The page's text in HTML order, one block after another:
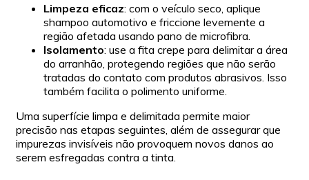
Limpeza eficaz: com o veículo seco, aplique
shampoo automotivo e friccione levemente a
região afetada usando pano de microfibra.
Isolamento: use a fita crepe para delimitar a área
do arranhão, protegendo regiões que não serão
tratadas do contato com produtos abrasivos. Isso
também facilita o polimento uniforme.
Uma superfície limpa e delimitada permite maior
precisão nas etapas seguintes, além de assegurar que
impurezas invisíveis não provoquem novos danos ao
serem esfregadas contra a tinta.